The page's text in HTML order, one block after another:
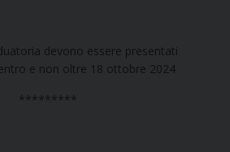
devono essere presentati
e non oltre 18 ottobre 2024
*********